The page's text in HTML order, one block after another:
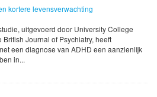
kortere levensverwachting
uitgevoerd door University College
Journal of Psychiatry, heeft
een diagnose van ADHD een aanzienlijk
in...